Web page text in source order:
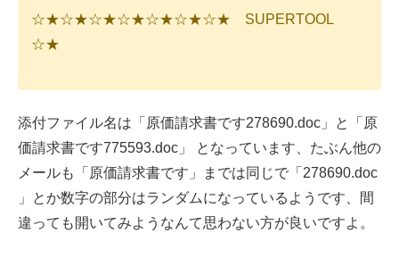
☆★☆★☆★☆★☆★☆★☆★ SUPERTOOL
☆★
添付ファイル名は「原価請求書です278690.doc」と「原
価請求書です775593.doc」 となっています、たぶん他の
メールも「原価請求書です」までは同じで「278690.doc
」とか数字の部分はランダムになっているようです、間
違っても開いてみようなんて思わない方が良いですよ。